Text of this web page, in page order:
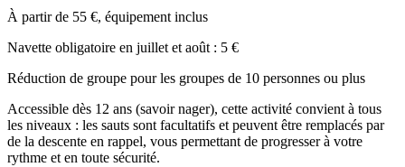
À partir de 55 €, équipement inclus
Navette obligatoire en juillet et août : 5 €
Réduction de groupe pour les groupes de 10 personnes ou plus
Accessible dès 12 ans (savoir nager), cette activité convient à tous
les niveaux : les sauts sont facultatifs et peuvent être remplacés par
de la descente en rappel, vous permettant de progresser à votre
rythme et en toute sécurité.